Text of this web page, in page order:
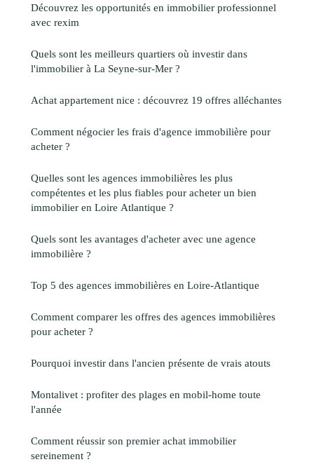
Découvrez les opportunités en immobilier professionnel
avec rexim
Quels sont les meilleurs quartiers où investir dans
l'immobilier à La Seyne-sur-Mer ?
Achat appartement nice : découvrez 19 offres alléchantes
Comment négocier les frais d'agence immobilière pour
acheter ?
Quelles sont les agences immobilières les plus
compétentes et les plus fiables pour acheter un bien
immobilier en Loire Atlantique ?
Quels sont les avantages d'acheter avec une agence
immobilière ?
Top 5 des agences immobilières en Loire-Atlantique
Comment comparer les offres des agences immobilières
pour acheter ?
Pourquoi investir dans l'ancien présente de vrais atouts
Montalivet : profiter des plages en mobil-home toute
l'année
Comment réussir son premier achat immobilier
sereinement ?